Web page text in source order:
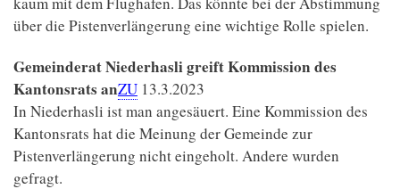
über die Pistenverlängerung eine wichtige Rolle spielen.
Gemeinderat Niederhasli greift Kommission des
Kantonsrats anZU 13.3.2023
In Niederhasli ist man angesäuert. Eine Kommission des
Kantonsrats hat die Meinung der Gemeinde zur
Pistenverlängerung nicht eingeholt. Andere wurden
gefragt.